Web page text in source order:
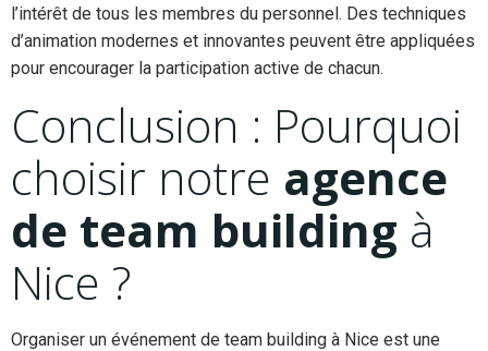
l’intérêt de tous les membres du personnel. Des techniques
d’animation modernes et innovantes peuvent être appliquées
pour encourager la participation active de chacun.
Conclusion : Pourquoi
choisir notre agence
de team building à
Nice ?
Organiser un événement de team building à Nice est une